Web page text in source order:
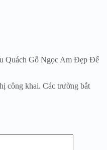
Quách Gỗ Ngọc Am Đẹp Để
công khai. Các trường bắt